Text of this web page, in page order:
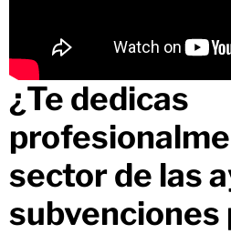
¿Te dedicas
sector de las
subvenciones